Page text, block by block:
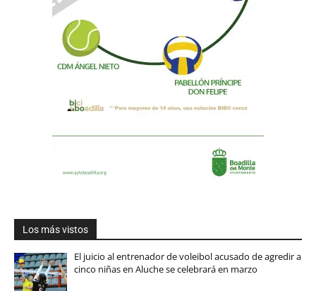
Los más vistos
El juicio al entrenador de voleibol acusado de agredir a
cinco niñas en Aluche se celebrará en marzo